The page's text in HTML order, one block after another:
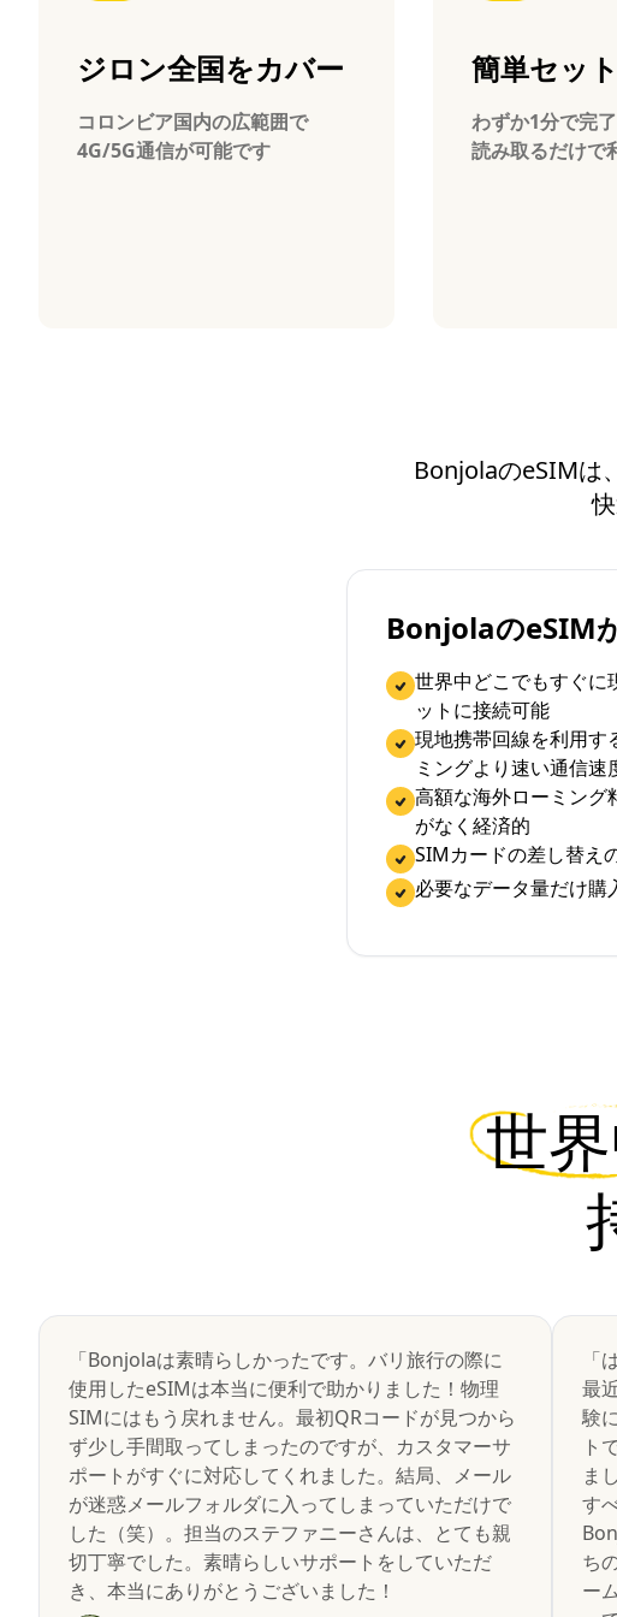
ジロン全国をカバー
コロンビア国内の広範囲で
4G/5G通信が可能です
簡単セッ
わずか1分で完
読み取るだけで
BonjolaのeSIMは
BonjolaのeSIM
世界中どこでもすぐに
ットに接続可能
現地携帯回線を利用す
ミングより速い通信速
高額な海外ローミング
がなく経済的
SIMカードの差し替え
必要なデータ量だけ購
世
「Bonjolaは素晴らしかったです。バリ旅行の際に
使用したeSIMは本当に便利で助かりました！物理
SIMにはもう戻れません。最初QRコードが見つから
ず少し手間取ってしまったのですが、カスタマーサ
ポートがすぐに対応してくれました。結局、メール
が迷惑メールフォルダに入ってしまっていただけで
した（笑）。担当のステファニーさんは、とても親
切丁寧でした。素晴らしいサポートをしていただ
き、本当にありがとうございました！
「
最
験
ト
ま
す
ち
ー